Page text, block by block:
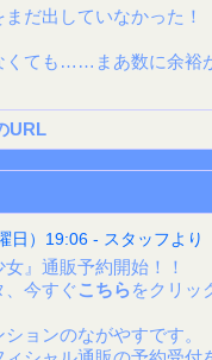
まだ出していなかった
くても……まあ数に余
URL
日）19:06 - スタッフより
』通販予約開始！！
、今すぐこちらをクリ
ョンのながやすです。